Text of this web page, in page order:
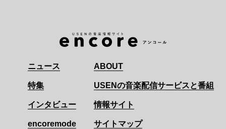
ニュース
特集
インタビュー
encoremode
ABOUT
USENの音楽配信サービスと番組
情報サイト
サイトマップ